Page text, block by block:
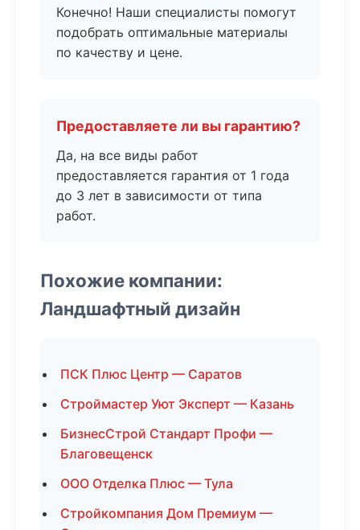
Конечно! Наши специалисты помогут
подобрать оптимальные материалы
по качеству и цене.
Предоставляете ли вы гарантию?
Да, на все виды работ
предоставляется гарантия от 1 года
до 3 лет в зависимости от типа
работ.
Похожие компании:
Ландшафтный дизайн
ПСК Плюс Центр — Саратов
Строймастер Уют Эксперт — Казань
БизнесСтрой Стандарт Профи —
Благовещенск
ООО Отделка Плюс — Тула
Стройкомпания Дом Премиум —